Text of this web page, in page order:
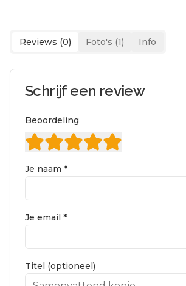
Reviews (0) Foto's (1) Info
Schrijf een review
Beoordeling
Je naam *
Je email *
Titel (optioneel)